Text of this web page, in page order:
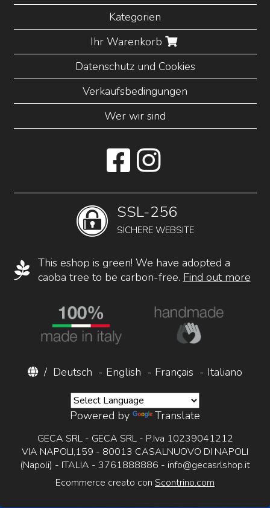
Kategorien
Ihr Warenkorb
Datenschutz und Cookies
Verkaufsbedingungen
Wer wir sind
SSL-256
SICHERE WEBSITE
This eshop is green! We have adopted a
caoba tree to be carbon-free. Find out more
/ Deutsch - English - Français - Italiano
Powered by Translate
GECA SRL - GECA SRL - P.Iva 10239041212
VIA NAPOLI,159 - 80013 CASALNUOVO DI NAPOLI
(Napoli) - ITALIA - 3761888886 - info@gecasrlshop.it
Ecommerce creato con Scontrino.com